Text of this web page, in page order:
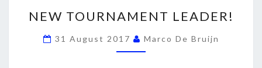
TOURNAMENT
LEADER!
NEW TOURNAMENT LEADER!
31 August 2017 Marco De Bruijn